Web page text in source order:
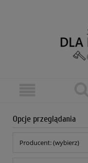
Opcje przeglądania
Producent: (wybierz)